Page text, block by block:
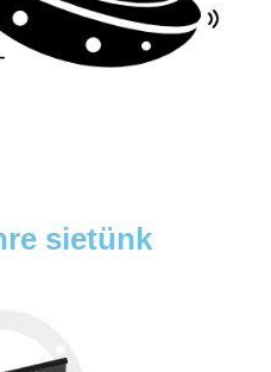
sietünk